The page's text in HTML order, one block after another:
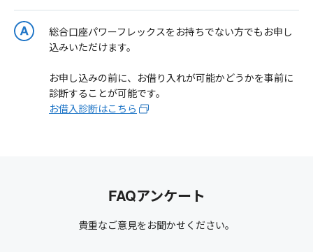
総合口座パワーフレックスをお持ちでない方でもお申し
込みいただけます。
お申し込みの前に、お借り入れが可能かどうかを事前に
診断することが可能です。
お借入診断はこちら
FAQアンケート
貴重なご意見をお聞かせください。